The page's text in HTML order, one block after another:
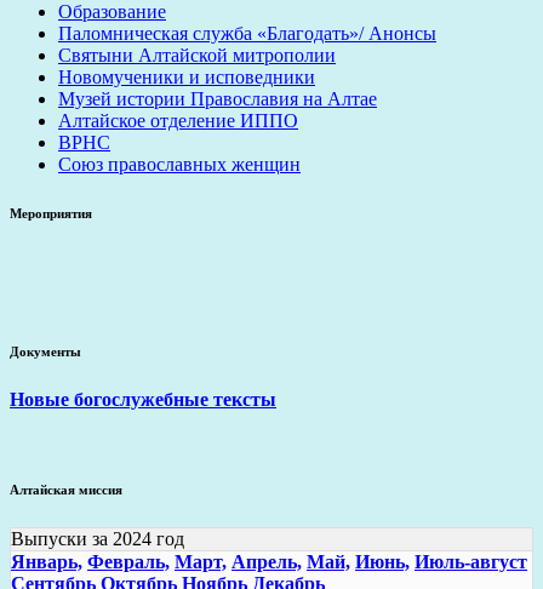
Образование
Паломническая служба «Благодать»/ Анонсы
Святыни Алтайской митрополии
Новомученики и исповедники
Музей истории Православия на Алтае
Алтайское отделение ИППО
ВРНС
Союз православных женщин
Мероприятия
Документы
Новые богослужебные тексты
Алтайская миссия
Выпуски за 2024 год
Январь, Февраль, Март, Апрель, Май, Июнь, Июль-август
Сентябрь Октябрь Ноябрь Декабрь